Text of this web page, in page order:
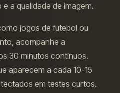
a qualidade de imagem.
jogos de futebol ou
acompanhe a
30 minutos contínuos.
aparecem a cada 10-15
em testes curtos.